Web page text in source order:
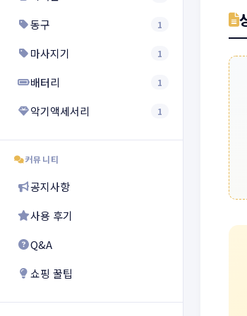
동구 1
마사지기 1
배터리 1
악기액세서리 1
커뮤니티
공지사항
사용 후기
Q&A
쇼핑 꿀팁